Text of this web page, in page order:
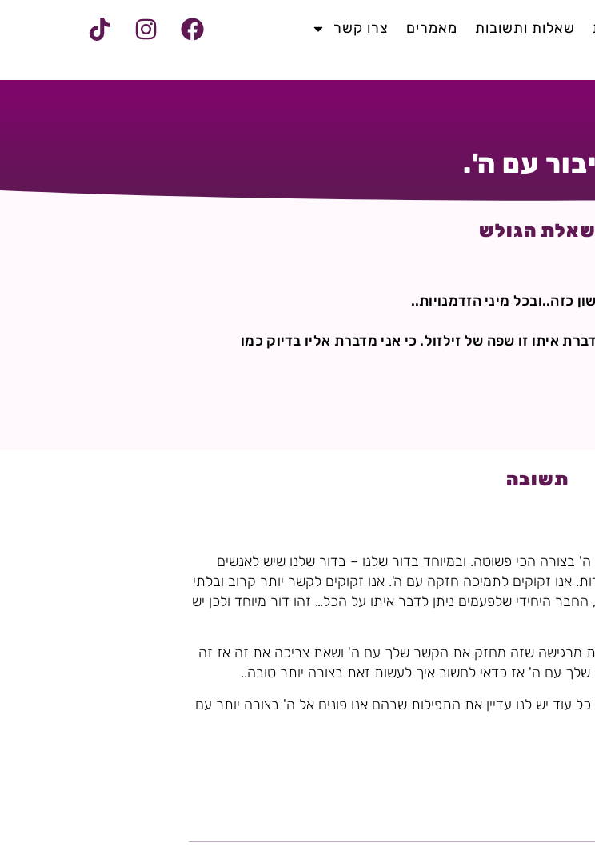
שאלות ותשובות מאמרים צרו קשר
עם ה'.
שאלת הגולש
כזה..ובכל מיני הזדמנויות..
איתו זו שפה של זילזול. כי אני מדברת אליו בדיוק כמו
תשובה
ה' בצורה הכי פשוטה. ובמיוחד בדור שלנו – בדור שלנו שיש לאנשים
אנו זקוקים לתמיכה חזקה עם ה'. אנו זקוקים לקשר יותר קרוב ובלתי
היחידי שלפעמים ניתן לדבר איתו על הכל… זהו דור מיוחד ולכן יש
מרגישה שזה מחזק את הקשר שלך עם ה' ושאת צריכה את זה אז זה
עם ה' אז כדאי לחשוב איך לעשות זאת בצורה יותר טובה..
עוד יש לנו עדיין את התפילות שבהם אנו פונים אל ה' בצורה יותר עם